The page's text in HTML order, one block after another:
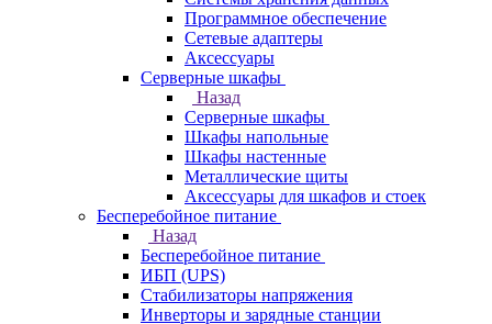
Программное обеспечение
Сетевые адаптеры
Аксессуары
Серверные шкафы
Назад
Серверные шкафы
Шкафы напольные
Шкафы настенные
Металлические щиты
Аксессуары для шкафов и стоек
Бесперебойное питание
Назад
Бесперебойное питание
ИБП (UPS)
Стабилизаторы напряжения
Инверторы и зарядные станции